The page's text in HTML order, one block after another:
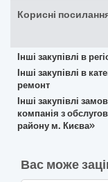
Корисні
Інші закупівлі в
Інші закупівлі в
ремонт
Інші закупівлі
компанія з
району м. Києва»
Вас може